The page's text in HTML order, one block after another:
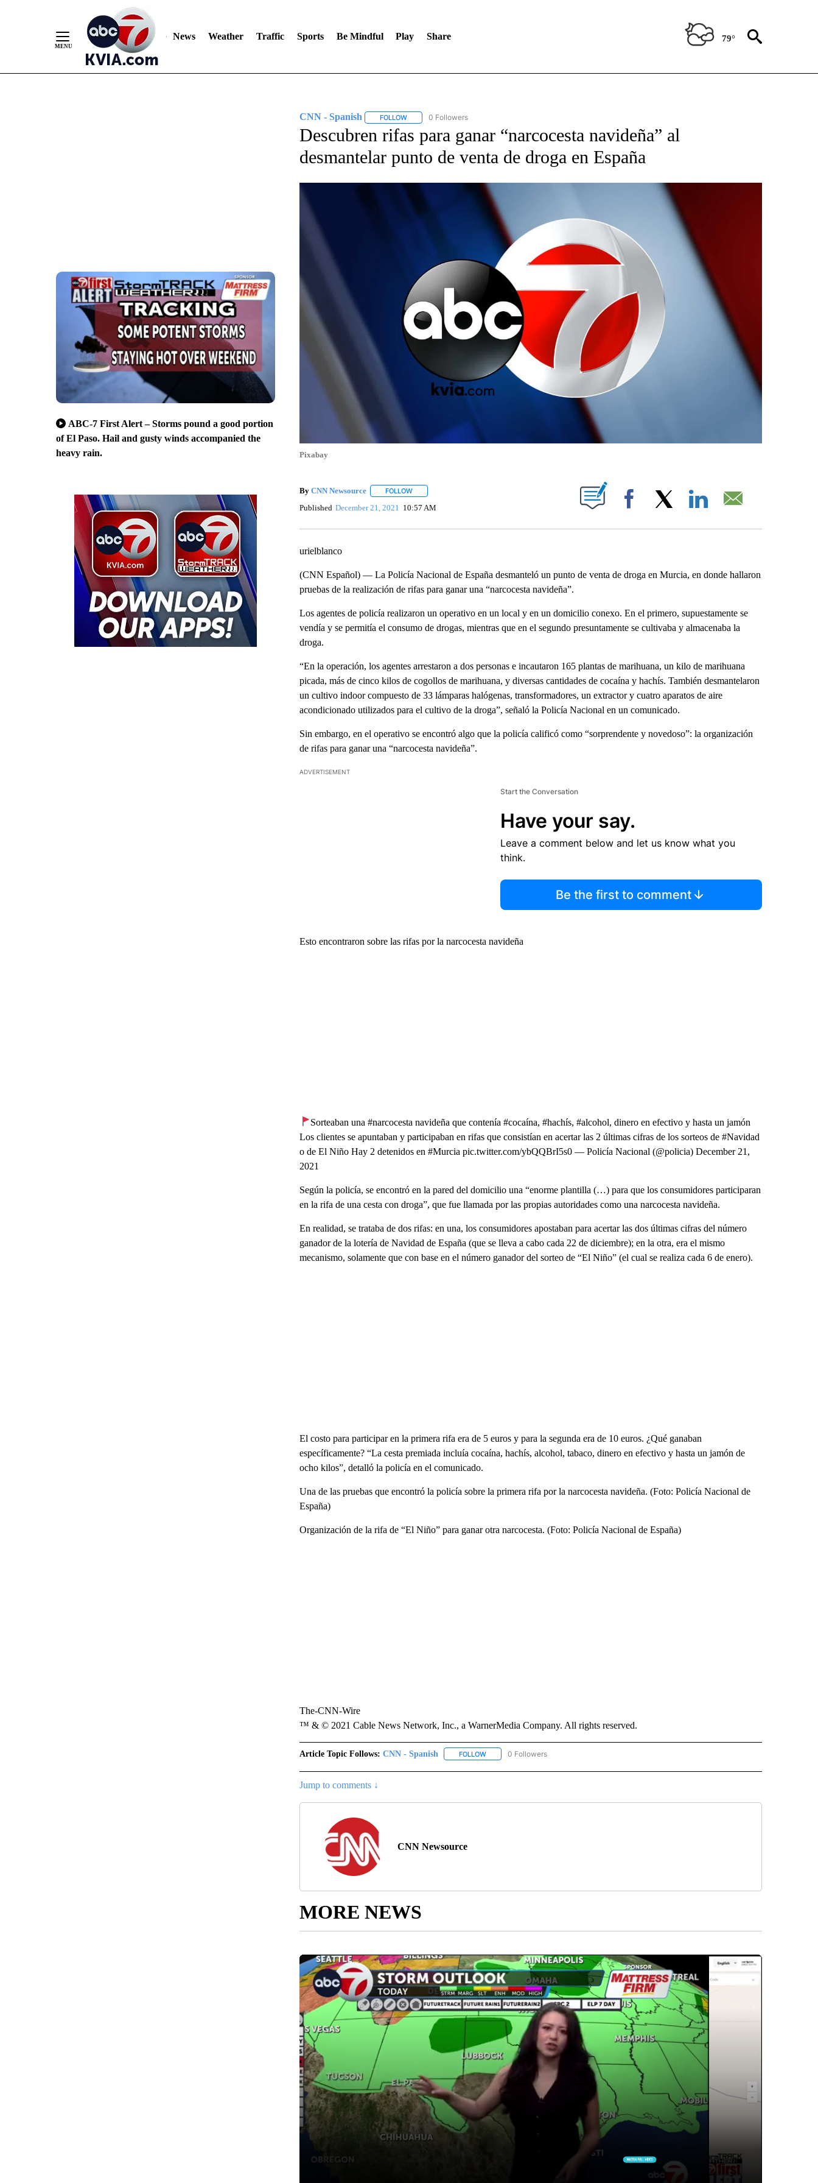
News Weather Traffic Sports Be Mindful Play Share 79°
ABC-7 First Alert – Storms pound a good portion
of El Paso. Hail and gusty winds accompanied the
heavy rain.
CNN - Spanish FOLLOWFOLLOW "CNN - SPANISH" TO RECEIVE NOTIFICATIONS ABOUT NEW PAGES ON "CNN - SPANISH".
0 Followers
Descubren rifas para ganar “narcocesta navideña” al
desmantelar punto de venta de droga en España
Pixabay
By CNN Newsource FOLLOWFOLLOW "" TO RECEIVE NOTIFICATIONS ABOUT NEW PAGES ON "".
Published December 21, 2021 10:57 AM Facebook
urielblanco
(CNN Español) — La Policía Nacional de España desmanteló un punto de venta de droga en Murcia, en donde hallaron
pruebas de la realización de rifas para ganar una “narcocesta navideña”.
Los agentes de policía realizaron un operativo en un local y en un domicilio conexo. En el primero, supuestamente se
vendía y se permitía el consumo de drogas, mientras que en el segundo presuntamente se cultivaba y almacenaba la
droga.
“En la operación, los agentes arrestaron a dos personas e incautaron 165 plantas de marihuana, un kilo de marihuana
picada, más de cinco kilos de cogollos de marihuana, y diversas cantidades de cocaína y hachís. También desmantelaron
un cultivo indoor compuesto de 33 lámparas halógenas, transformadores, un extractor y cuatro aparatos de aire
acondicionado utilizados para el cultivo de la droga”, señaló la Policía Nacional en un comunicado.
Sin embargo, en el operativo se encontró algo que la policía calificó como “sorprendente y novedoso”: la organización
de rifas para ganar una “narcocesta navideña”.
ADVERTISEMENT
Start the Conversation
Have your say.
Leave a comment below and let us know what you
think.
Be the first to comment
Esto encontraron sobre las rifas por la narcocesta navideña
Sorteaban una #narcocesta navideña que contenía #cocaína, #hachís, #alcohol, dinero en efectivo y hasta un jamón
Los clientes se apuntaban y participaban en rifas que consistían en acertar las 2 últimas cifras de los sorteos de #Navidad
o de El Niño Hay 2 detenidos en #Murcia pic.twitter.com/ybQQBrI5s0 — Policía Nacional (@policia) December 21,
2021
Según la policía, se encontró en la pared del domicilio una “enorme plantilla (…) para que los consumidores participaran
en la rifa de una cesta con droga”, que fue llamada por las propias autoridades como una narcocesta navideña.
En realidad, se trataba de dos rifas: en una, los consumidores apostaban para acertar las dos últimas cifras del número
ganador de la lotería de Navidad de España (que se lleva a cabo cada 22 de diciembre); en la otra, era el mismo
mecanismo, solamente que con base en el número ganador del sorteo de “El Niño” (el cual se realiza cada 6 de enero).
El costo para participar en la primera rifa era de 5 euros y para la segunda era de 10 euros. ¿Qué ganaban
específicamente? “La cesta premiada incluía cocaína, hachís, alcohol, tabaco, dinero en efectivo y hasta un jamón de
ocho kilos”, detalló la policía en el comunicado.
Una de las pruebas que encontró la policía sobre la primera rifa por la narcocesta navideña. (Foto: Policía Nacional de
España)
Organización de la rifa de “El Niño” para ganar otra narcocesta. (Foto: Policía Nacional de España)
The-CNN-Wire
™ & © 2021 Cable News Network, Inc., a WarnerMedia Company. All rights reserved.
Article Topic Follows: CNN - Spanish FOLLOWFOLLOW "CNN - SPANISH" TO RECEIVE NOTIFICATIONS ABOUT NEW PAGES ON "CNN - SPANISH".
0 Followers
Jump to comments ↓
CNN Newsource
MORE NEWS